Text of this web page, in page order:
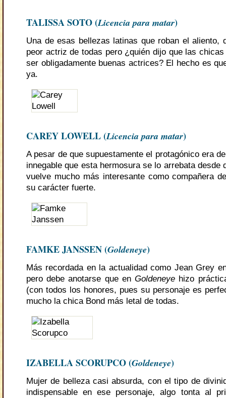
TALISSA SOTO (Licencia para matar)
Una de esas bellezas latinas que roban el aliento,
peor actriz de todas pero ¿quién dijo que las
ser obligadamente buenas actrices? El hecho es
ya.
CAREY LOWELL (Licencia para matar)
A pesar de que supuestamente el protagónico era
innegable que esta hermosura se lo arrebata desde
vuelve mucho más interesante como compañera
su carácter fuerte.
FAMKE JANSSEN (Goldeneye)
Más recordada en la actualidad como Jean Grey
pero debe anotarse que enGoldeneye hizo
(con todos los honores, pues su personaje es
mucho la chica Bond más letal de todas.
IZABELLA SCORUPCO (Goldeneye)
Mujer de belleza casi absurda, con el tipo de
indispensable en ese personaje, algo tonta al